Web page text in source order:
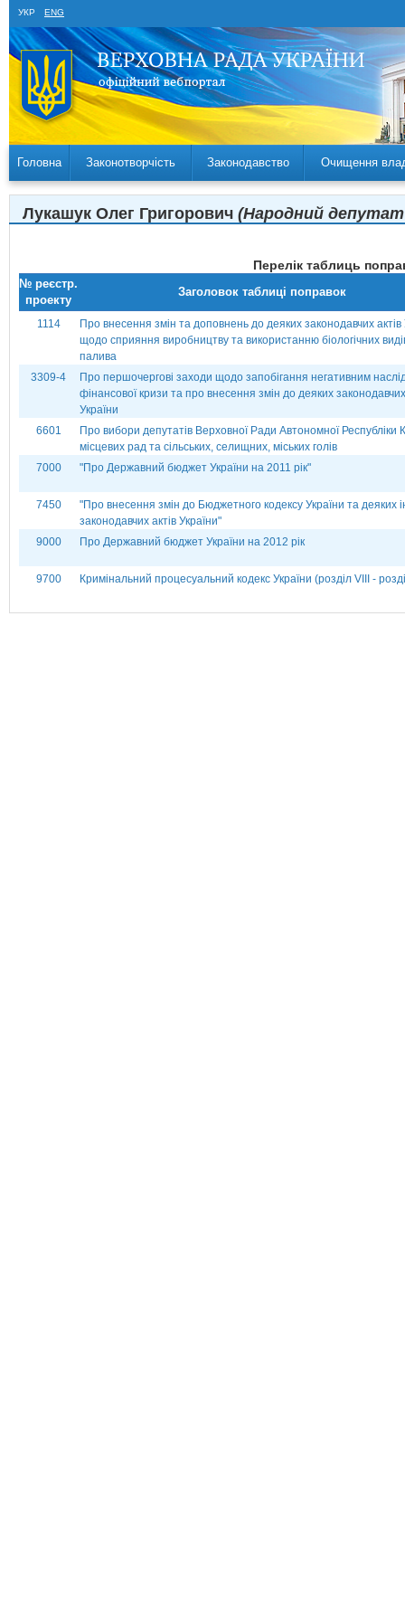
УКР ENG
Головна Законотворчість Законодавство Очищення
Лукашук Олег Григорович (Народний депутат
Перелік таблиць
№ реєстр.
проекту
Заголовок таблиці поправок
1114
Про внесення змін та доповнень до деяких законодавчих актів
щодо сприяння виробництву та використанню біологічних
палива
3309-4
Про першочергові заходи щодо запобігання негативним
фінансової кризи та про внесення змін до деяких законодавчих
України
6601
Про вибори депутатів Верховної Ради Автономної Республіки
місцевих рад та сільських, селищних, міських голів
7000
"Про Державний бюджет України на 2011 рік"
7450
"Про внесення змін до Бюджетного кодексу України та деяких
законодавчих актів України"
9000
Про Державний бюджет України на 2012 рік
9700 Кримінальний процесуальний кодекс України (розділ VІІІ -